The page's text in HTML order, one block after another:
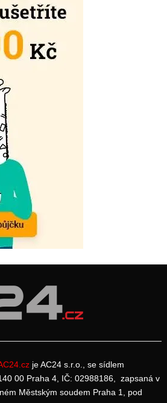
je AC24 s.r.o., se sídlem
00 Praha 4, IČ: 02988186, zapsaná v
Městským soudem Praha 1, pod